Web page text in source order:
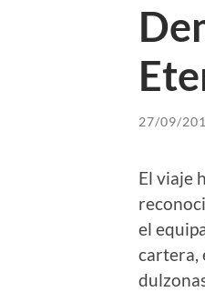
27/09/
El viaje
el
cartera,